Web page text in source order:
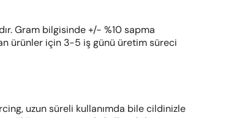
Gram bilgisinde +/- %10 sapma
ürünler için 3-5 iş günü üretim süreci
uzun süreli kullanımda bile cildinizle